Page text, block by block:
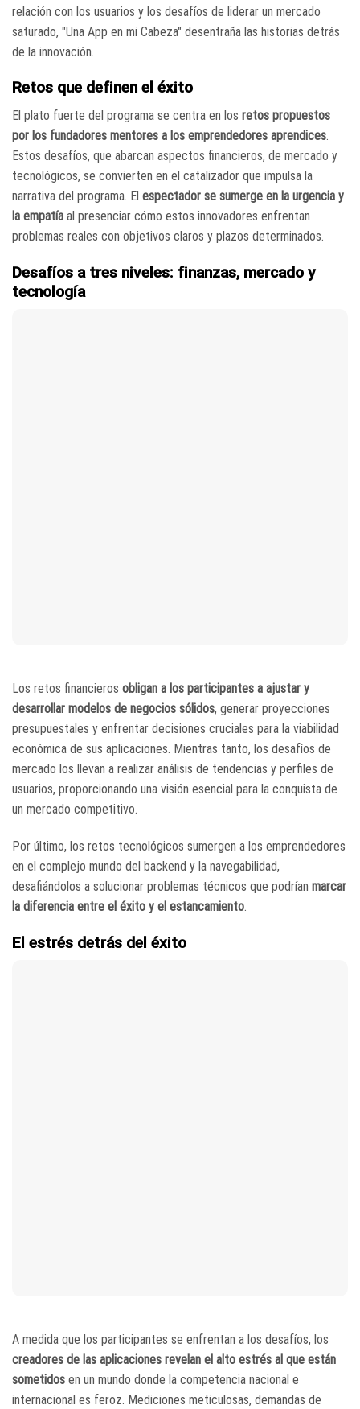
relación con los usuarios y los desafíos de liderar un mercado
saturado, "Una App en mi Cabeza" desentraña las historias detrás
de la innovación.
Retos que definen el éxito
El plato fuerte del programa se centra en los retos propuestos
por los fundadores mentores a los emprendedores aprendices.
Estos desafíos, que abarcan aspectos financieros, de mercado y
tecnológicos, se convierten en el catalizador que impulsa la
narrativa del programa. El espectador se sumerge en la urgencia y
la empatía al presenciar cómo estos innovadores enfrentan
problemas reales con objetivos claros y plazos determinados.
Desafíos a tres niveles: finanzas, mercado y
tecnología
Los retos financieros obligan a los participantes a ajustar y
desarrollar modelos de negocios sólidos, generar proyecciones
presupuestales y enfrentar decisiones cruciales para la viabilidad
económica de sus aplicaciones. Mientras tanto, los desafíos de
mercado los llevan a realizar análisis de tendencias y perfiles de
usuarios, proporcionando una visión esencial para la conquista de
un mercado competitivo.
Por último, los retos tecnológicos sumergen a los emprendedores
en el complejo mundo del backend y la navegabilidad,
desafiándolos a solucionar problemas técnicos que podrían marcar
la diferencia entre el éxito y el estancamiento.
El estrés detrás del éxito
A medida que los participantes se enfrentan a los desafíos, los
creadores de las aplicaciones revelan el alto estrés al que están
sometidos en un mundo donde la competencia nacional e
internacional es feroz. Mediciones meticulosas, demandas de